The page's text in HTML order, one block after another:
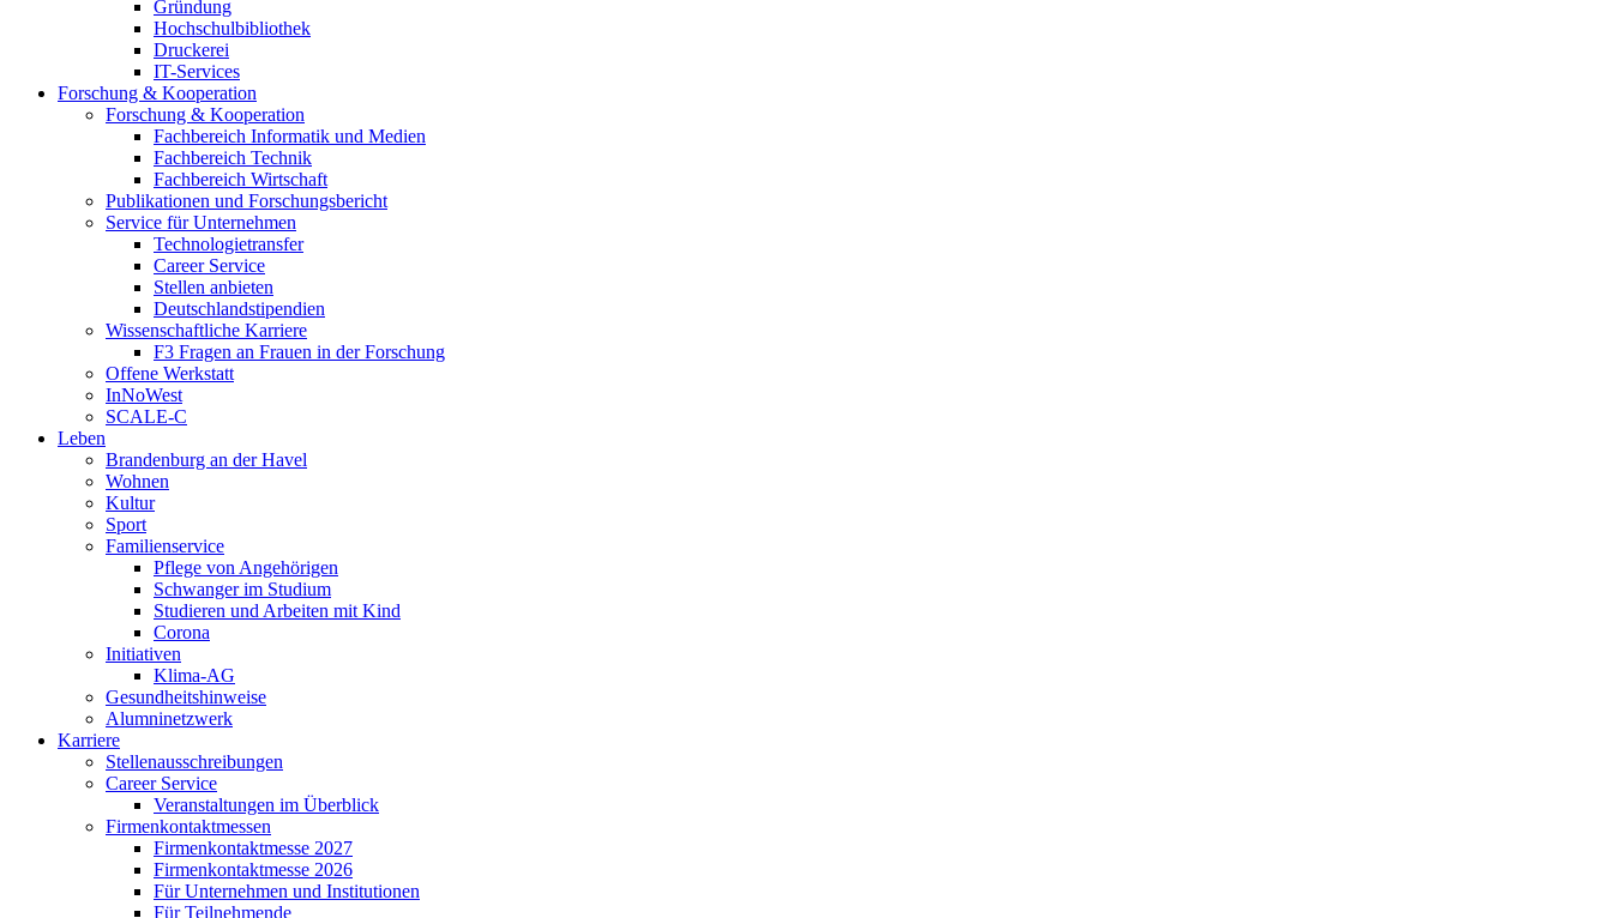
Gründung
Hochschulbibliothek
Druckerei
IT-Services
Forschung & Kooperation
Forschung & Kooperation
Fachbereich Informatik und Medien
Fachbereich Technik
Fachbereich Wirtschaft
Publikationen und Forschungsbericht
Service für Unternehmen
Technologietransfer
Career Service
Stellen anbieten
Deutschlandstipendien
Wissenschaftliche Karriere
F3 Fragen an Frauen in der Forschung
Offene Werkstatt
InNoWest
SCALE-C
Leben
Brandenburg an der Havel
Wohnen
Kultur
Sport
Familienservice
Pflege von Angehörigen
Schwanger im Studium
Studieren und Arbeiten mit Kind
Corona
Initiativen
Klima-AG
Gesundheitshinweise
Alumninetzwerk
Karriere
Stellenausschreibungen
Career Service
Veranstaltungen im Überblick
Firmenkontaktmessen
Firmenkontaktmesse 2027
Firmenkontaktmesse 2026
Für Unternehmen und Institutionen
Für Teilnehmende